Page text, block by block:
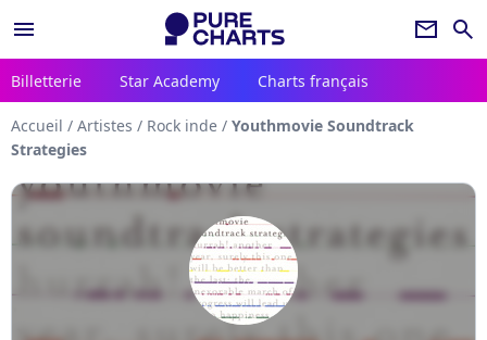
menu newsletter search
Billetterie Star Academy Charts français
Accueil / Artistes / Rock inde / Youthmovie Soundtrack
Strategies